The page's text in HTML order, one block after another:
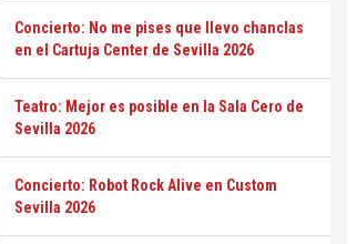
Concierto: No me pises que llevo chanclas
en el Cartuja Center de Sevilla 2026
Teatro: Mejor es posible en la Sala Cero de
Sevilla 2026
Concierto: Robot Rock Alive en Custom
Sevilla 2026